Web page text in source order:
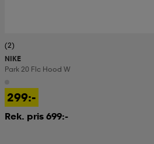
(2)
NIKE
Park 20 Flc Hood W
299:-
Rek. pris 699:-